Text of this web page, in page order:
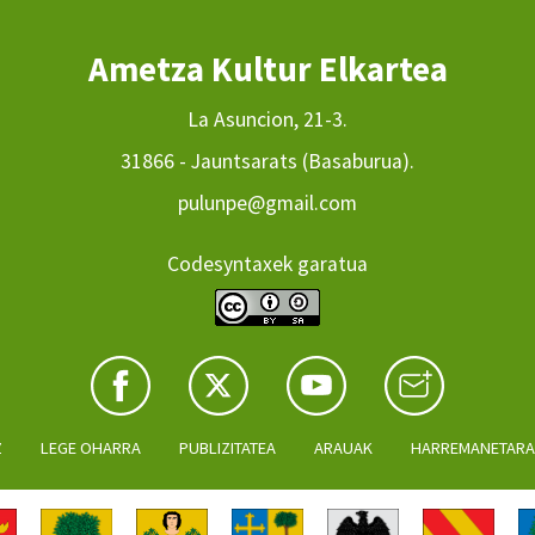
Ametza Kultur Elkartea
La Asuncion, 21-3.
31866 - Jauntsarats (Basaburua).
pulunpe@gmail.com
Codesyntaxek garatua
LEGE OHARRA PUBLIZITATEA ARAUAK